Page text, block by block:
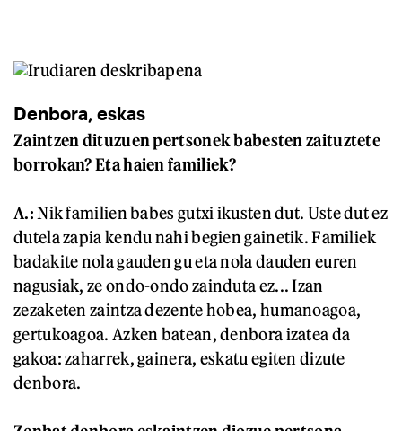
Denbora, eskas
Zaintzen dituzuen pertsonek babesten zaituztete
borrokan? Eta haien familiek?
A.:Nik familien babes gutxi ikusten dut. Uste dut ez
dutela zapia kendu nahi begien gainetik. Familiek
badakite nola gauden gu eta nola dauden euren
nagusiak, ze ondo-ondo zainduta ez... Izan
zezaketen zaintza dezente hobea, humanoagoa,
gertukoagoa. Azken batean, denbora izatea da
gakoa: zaharrek, gainera, eskatu egiten dizute
denbora.